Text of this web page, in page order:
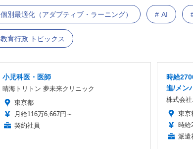
個別最適化（アダプティブ・ラーニング） AI
教育行政 トピックス
小児科医・医師
晴海トリトン 夢未来クリニック
東京都
月給116万6,667円～
契約社員
時給
進/メン
株式会
東京
時給
派遣